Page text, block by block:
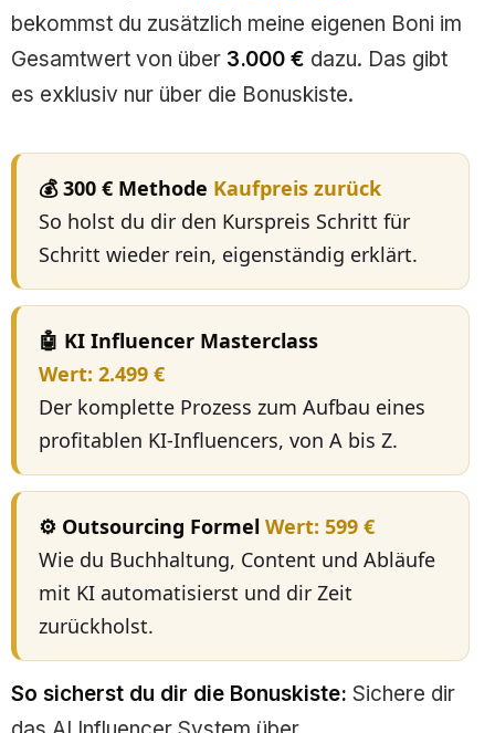
bekommst du zusätzlich meine eigenen Boni im
Gesamtwert von über 3.000 € dazu. Das gibt
es exklusiv nur über die Bonuskiste.
💰 300 € Methode Kaufpreis zurück
So holst du dir den Kurspreis Schritt für
Schritt wieder rein, eigenständig erklärt.
🤖 KI Influencer Masterclass
Wert: 2.499 €
Der komplette Prozess zum Aufbau eines
profitablen KI-Influencers, von A bis Z.
⚙️ Outsourcing Formel Wert: 599 €
Wie du Buchhaltung, Content und Abläufe
mit KI automatisierst und dir Zeit
zurückholst.
So sicherst du dir die Bonuskiste: Sichere dir